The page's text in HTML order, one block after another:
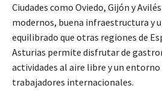
Ciudades como Oviedo, Gijón y
modernos, buena infraestructura y
equilibrado que otras regiones de
Asturias permite disfrutar de
actividades al aire libre y un
trabajadores internacionales.